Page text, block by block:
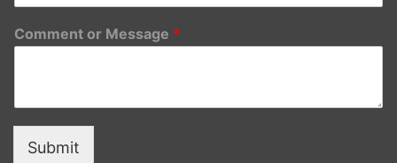
Comment or Message *
Submit